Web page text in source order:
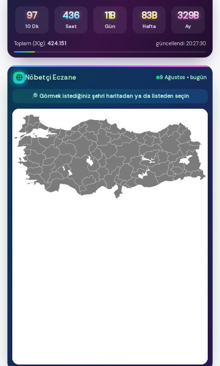
97
10 Dk
436
Saat
11B
Gün
83B
Hafta
329B
Ay
Toplam (30g): 424.151 güncellendi 20:27:30
Nöbetçi Eczane 9 Ağustos • bugün
🔎 Görmek istediğiniz şehri haritadan ya da listeden seçin